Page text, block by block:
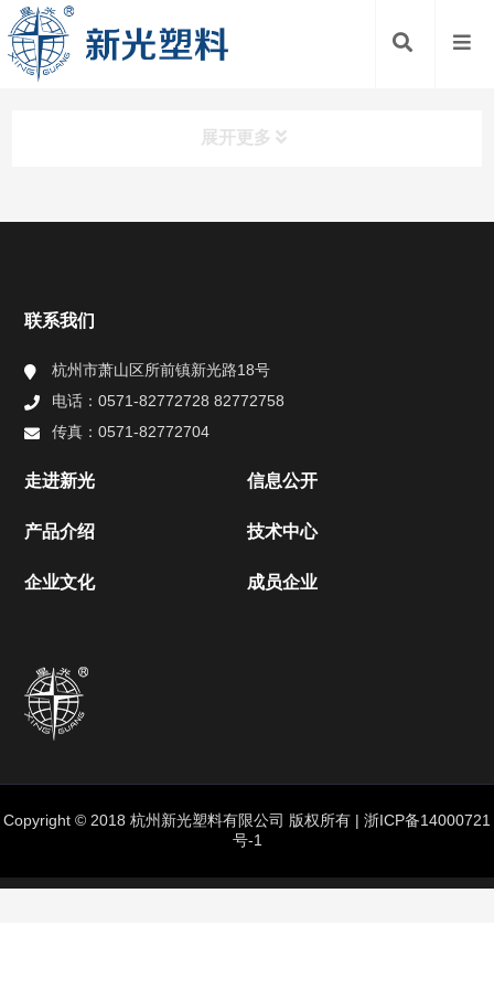
展开更多
产品介绍
成员企业
企业文化
联系我们
杭州市萧山区所前镇新光路18号
电话：0571-82772728 82772758
传真：0571-82772704
走进新光 信息公开
产品介绍 技术中心
企业文化 成员企业
Copyright © 2018 杭州新光塑料有限公司 版权所有 | 浙ICP备14000721
号-1